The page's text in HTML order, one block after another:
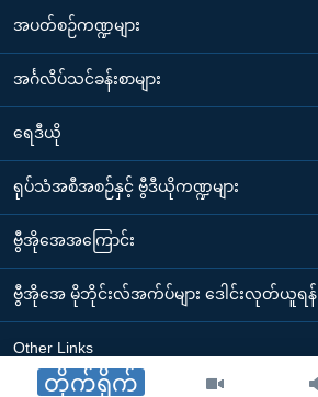
တိုက်ရိုက်
အပတ်စဉ်ကဏ္ဍများ
အင်္ဂလိပ်သင်ခန်းစာများ
ရေဒီယို
ရုပ်သံအစီအစဉ်နှင့် ဗွီဒီယိုကဏ္ဍများ
ဗွီအိုအေအကြောင်း
ဗွီအိုအေ မိုဘိုင်းလ်အက်ပ်များ ဒေါင်းလုတ်ယူရန်
Other Links